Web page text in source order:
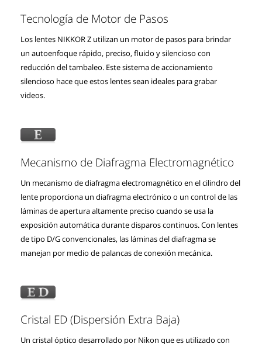
Tecnología de Motor de Pasos
Los lentes NIKKOR Z utilizan un motor de pasos para brindar
un autoenfoque rápido, preciso, fluido y silencioso con
reducción del tambaleo. Este sistema de accionamiento
silencioso hace que estos lentes sean ideales para grabar
videos.
Mecanismo de Diafragma Electromagnético
Un mecanismo de diafragma electromagnético en el cilindro del
lente proporciona un diafragma electrónico o un control de las
láminas de apertura altamente preciso cuando se usa la
exposición automática durante disparos continuos. Con lentes
de tipo D/G convencionales, las láminas del diafragma se
manejan por medio de palancas de conexión mecánica.
Cristal ED (Dispersión Extra Baja)
Un cristal óptico desarrollado por Nikon que es utilizado con